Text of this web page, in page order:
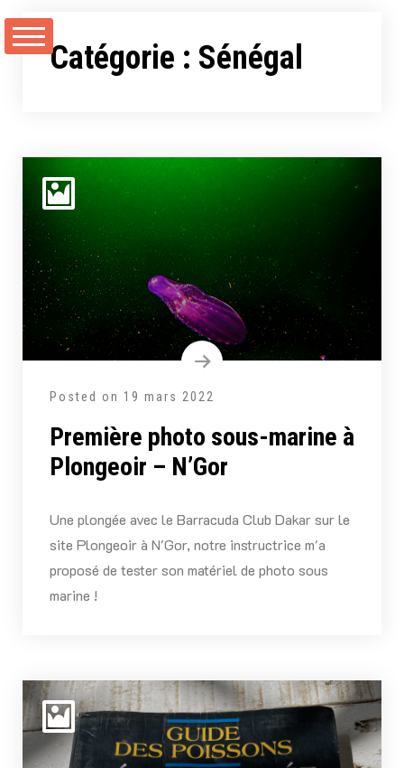
au
Catégorie : Sénégal
Posted on 19 mars 2022
Première photo sous-marine à
Plongeoir – N’Gor
Une plongée avec le Barracuda Club Dakar sur le
site Plongeoir à N'Gor, notre instructrice m'a
proposé de tester son matériel de photo sous
marine !